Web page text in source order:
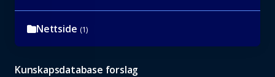
Nettside (1)
Kunskapsdatabase forslag